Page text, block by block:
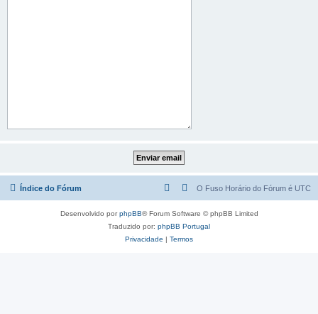
Índice do Fórum O Fuso Horário do Fórum é UTC
Desenvolvido porphpBB® Forum Software © phpBB Limited
Traduzido por: phpBB Portugal
Privacidade | Termos